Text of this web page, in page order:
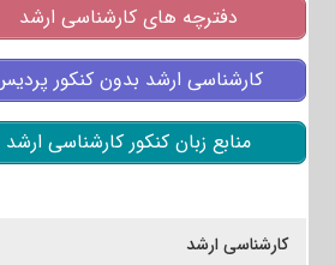
دفترچه های کارشناسی ارشد
کارشناسی ارشد بدون کنکور
منابع زبان کنکور کارشناسی ارشد
کارشناسی ارشد